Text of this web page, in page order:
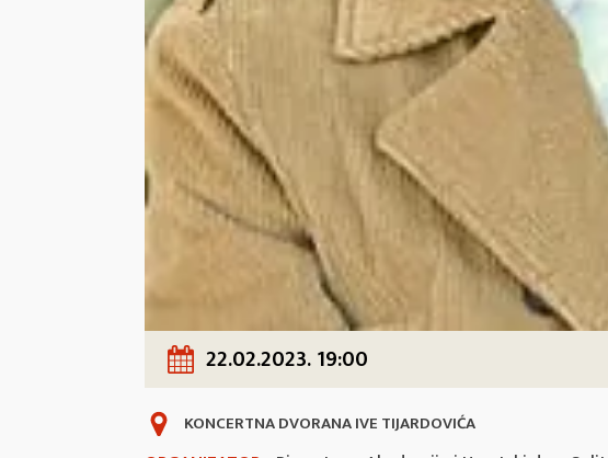
22.02.2023. 19:00
KONCERTNA DVORANA IVE TIJARDOVIĆA